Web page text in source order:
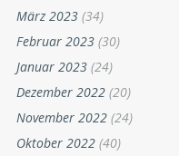
März 2023 (34)
Februar 2023 (30)
Januar 2023 (24)
Dezember 2022 (20)
November 2022 (24)
Oktober 2022 (40)